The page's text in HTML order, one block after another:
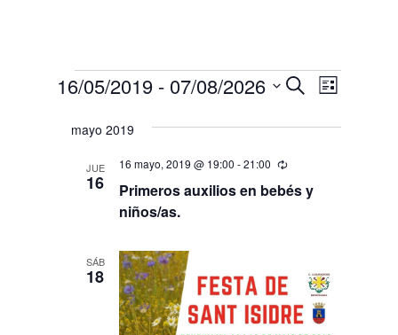
Eventos
y
vistas
Buscar
vistas
Lista
16/05/2019 - 07/08/2026
mayo 2019
JUE
16
Primeros auxilios en bebés y
niños/as.
16 mayo, 2019 @ 19:00 -21:00 Recurrente
SÁB
18